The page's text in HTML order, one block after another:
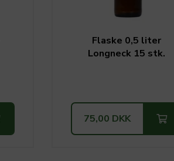
Flaske 0,5 liter
Longneck 15 stk.
75,00 DKK